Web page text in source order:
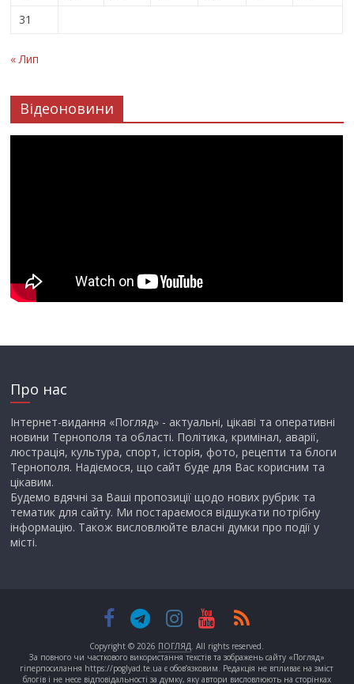
31
« Лип
Відеоновини
Про нас
Інтернет-видання «Погляд» - актуальні, цікаві та оперативні
новини Тернополя та області. Політика, кримінал, аварії,
люстрація, культура, спорт, історія, фото, рецепти та блоги
Тернополя. Надіємося, що сайт буде для Вас корисним та
цікавим.
Будемо вдячні за Ваші пропозиції щодо нових рубрик та
тематик для сайту. Ми постараємося відшукати потрібну
інформацію. Також висловлюйте власні думки про події у
місті.
Copyright © 2026 ПОГЛЯД. All rights reserved.
За повного чи часткового використання текстів та зображень сайту «Погляд»
гіперпосилання https://poglyad.te.ua є обов’язковим. Редакція не впливає на зміст
блогів і не несе відповідальності за думку, яку автори висловлюють на сторінках